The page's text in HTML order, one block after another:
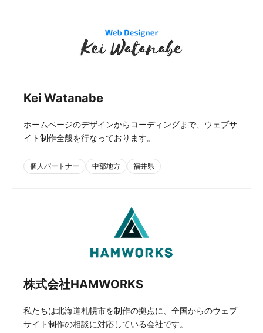
Kei Watanabe
ホームページのデザインからコーディングまで、ウェブサ
イト制作全般を行なっております。
個人パートナー 中部地方 福井県
株式会社HAMWORKS
私たちは北海道札幌市を制作の拠点に、全国からのウェブ
サイト制作の相談に対応している会社です。